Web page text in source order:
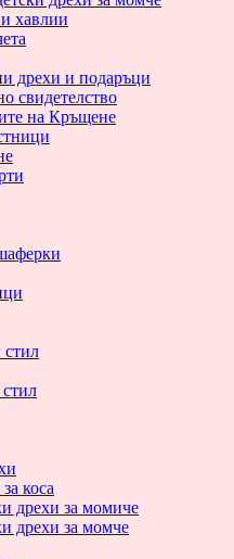
хавлии
дрехи и подаръци
свидетелство
на Кръщене
коса
дрехи за момиче
дрехи за момче